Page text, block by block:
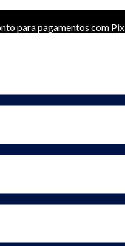
para pagamentos com Pix